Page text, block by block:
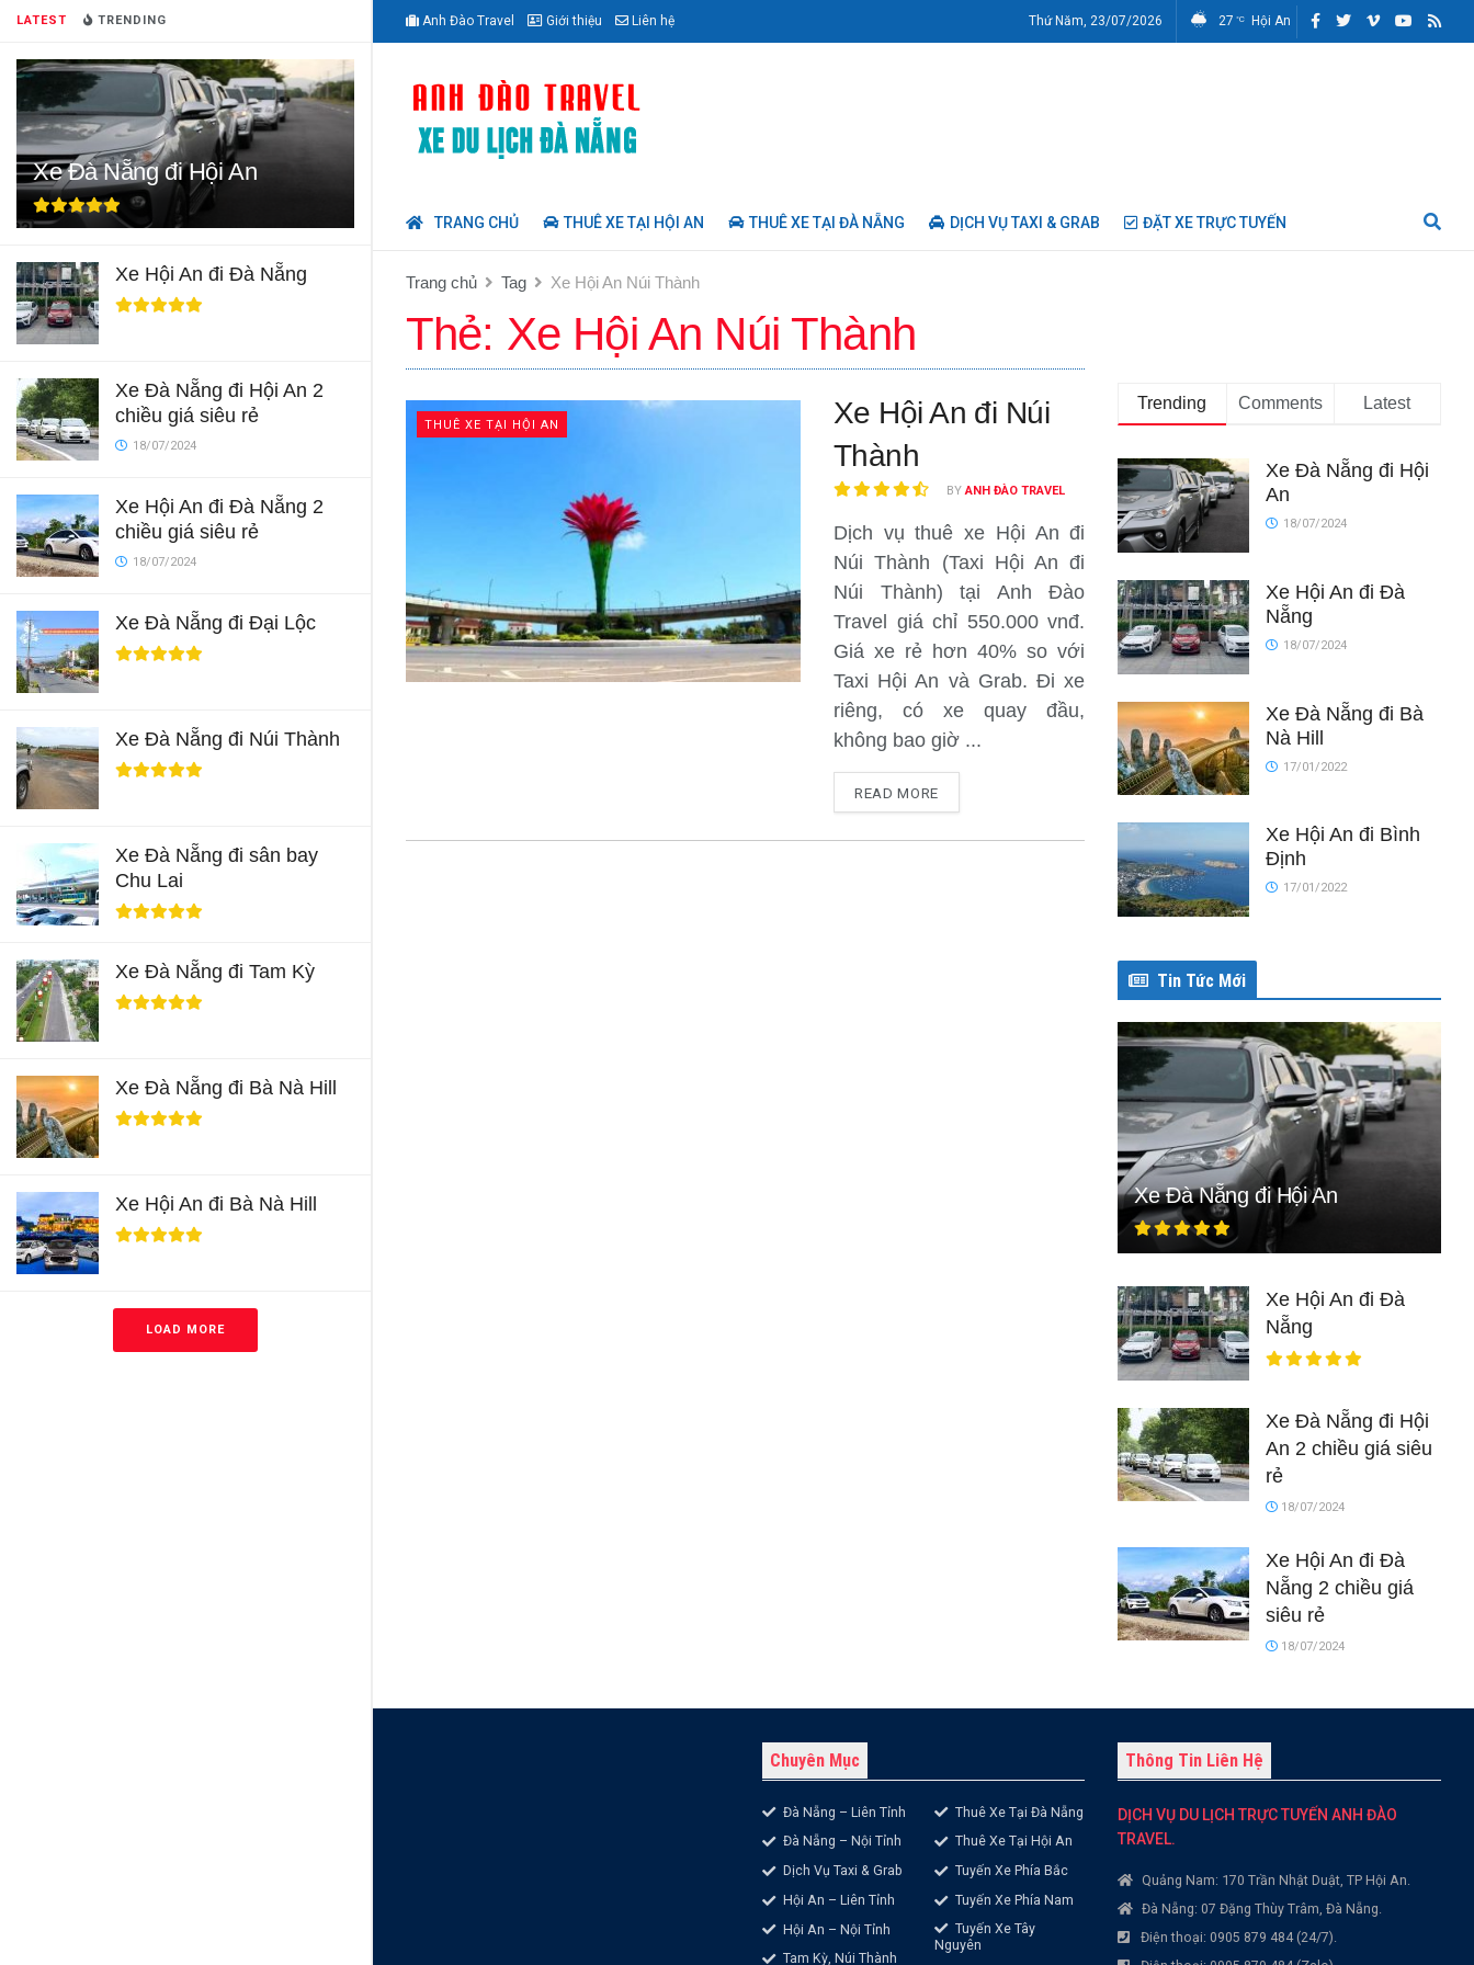
LATEST TRENDING
Xe Đà Nẵng đi Hội An
Xe Hội An đi Đà Nẵng
Xe Đà Nẵng đi Hội An 2
chiều giá siêu rẻ
18/07/2024
Xe Hội An đi Đà Nẵng 2
chiều giá siêu rẻ
18/07/2024
Xe Đà Nẵng đi Đại Lộc
Xe Đà Nẵng đi Núi Thành
Xe Đà Nẵng đi sân bay
Chu Lai
Xe Đà Nẵng đi Tam Kỳ
Xe Đà Nẵng đi Bà Nà Hill
Xe Hội An đi Bà Nà Hill
LOAD MORE
Anh Đào Travel Giới thiệu Liên hệ Thứ Năm, 23/07/2026 27 °C Hội An
TRANG CHỦ THUÊ XE TẠI HỘI AN THUÊ XE TẠI ĐÀ NẴNG DỊCH VỤ TAXI & GRAB ĐẶT XE TRỰC TUYẾN
Trang chủ Tag Xe Hội An Núi Thành
Thẻ: Xe Hội An Núi Thành
THUÊ XE TẠI HỘI AN
Xe Hội An đi Núi
Thành
BY ANH ĐÀO TRAVEL
Dịch vụ thuê xe Hội An đi
Núi Thành (Taxi Hội An đi
Núi Thành) tại Anh Đào
Travel giá chỉ 550.000 vnđ.
Giá xe rẻ hơn 40% so với
Taxi Hội An và Grab. Đi xe
riêng, có xe quay đầu,
không bao giờ ...
READ MORE
Trending Comments Latest
Xe Đà Nẵng đi Hội
An
18/07/2024
Xe Hội An đi Đà
Nẵng
18/07/2024
Xe Đà Nẵng đi Bà
Nà Hill
17/01/2022
Xe Hội An đi Bình
Định
17/01/2022
Tin Tức Mới
Xe Đà Nẵng đi Hội An
Xe Hội An đi Đà
Nẵng
Xe Đà Nẵng đi Hội
An 2 chiều giá siêu
rẻ
18/07/2024
Xe Hội An đi Đà
Nẵng 2 chiều giá
siêu rẻ
18/07/2024
Chuyên Mục
Đà Nẵng – Liên Tỉnh
Đà Nẵng – Nội Tỉnh
Dịch Vụ Taxi & Grab
Hội An – Liên Tỉnh
Hội An – Nội Tỉnh
Tam Kỳ, Núi Thành
Thuê Xe Tại Đà Nẵng
Thuê Xe Tại Hội An
Tuyến Xe Phía Bắc
Tuyến Xe Phía Nam
Tuyến Xe Tây
Nguyên
Thông Tin Liên Hệ
DỊCH VỤ DU LỊCH TRỰC TUYẾN ANH ĐÀO
TRAVEL.
Quảng Nam: 170 Trần Nhật Duật, TP Hội An.
Đà Nẵng: 07 Đặng Thùy Trâm, Đà Nẵng.
Điện thoại: 0905 879 484 (24/7).